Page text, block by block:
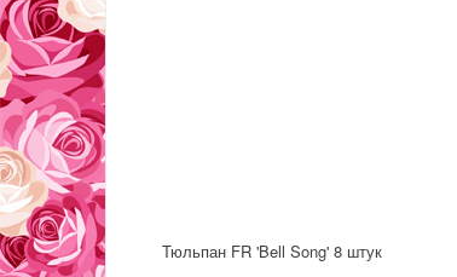
Тюльпан FR 'Bell Song' 8 штук